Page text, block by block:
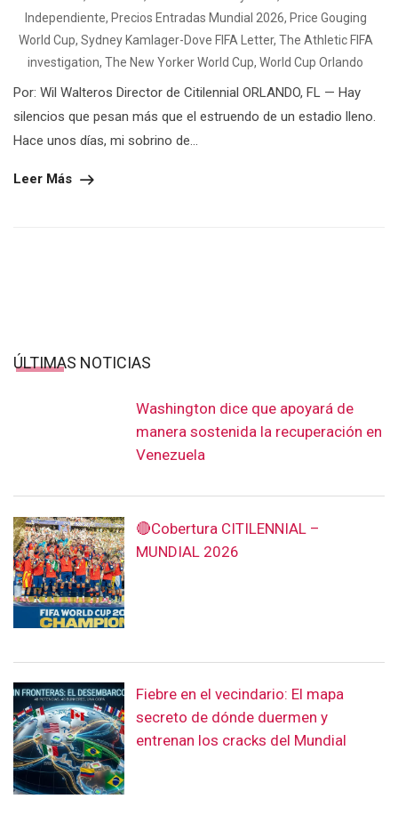
Independiente, Precios Entradas Mundial 2026, Price Gouging
World Cup, Sydney Kamlager-Dove FIFA Letter, The Athletic FIFA
investigation, The New Yorker World Cup, World Cup Orlando
Por: Wil Walteros Director de Citilennial ORLANDO, FL — Hay
silencios que pesan más que el estruendo de un estadio lleno.
Hace unos días, mi sobrino de...
Leer Más
ÚLTIMAS NOTICIAS
Washington dice que apoyará de
manera sostenida la recuperación en
Venezuela
🔴Cobertura CITILENNIAL –
MUNDIAL 2026
Fiebre en el vecindario: El mapa
secreto de dónde duermen y
entrenan los cracks del Mundial